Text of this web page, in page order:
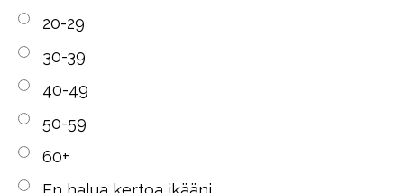
20-29
30-39
40-49
50-59
60+